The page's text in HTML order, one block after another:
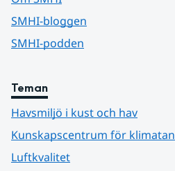
SMHI-bloggen
SMHI-podden
Teman
Havsmiljö i kust och hav
Kunskapscentrum för
Luftkvalitet